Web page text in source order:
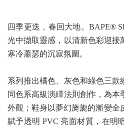
四季更迭，春回大地。BAPE®
光中擷取靈感，以清新色彩迎接
寒冷蕭瑟的沉寂氛圍。
系列推出橘色、灰色和綠色三款
同色系高級演繹法則創作，為本
外觀；鞋身以夢幻旖旎的漸變全
賦予透明 PVC 亮面材質，在明